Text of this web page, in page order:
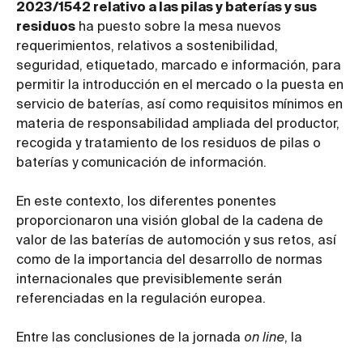
2023/1542 relativo a las pilas y baterías y sus
residuos ha puesto sobre la mesa nuevos
requerimientos, relativos a sostenibilidad,
seguridad, etiquetado, marcado e información, para
permitir la introducción en el mercado o la puesta en
servicio de baterías, así como requisitos mínimos en
materia de responsabilidad ampliada del productor,
recogida y tratamiento de los residuos de pilas o
baterías y comunicación de información.
En este contexto, los diferentes ponentes
proporcionaron una visión global de la cadena de
valor de las baterías de automoción y sus retos, así
como de la importancia del desarrollo de normas
internacionales que previsiblemente serán
referenciadas en la regulación europea.
Entre las conclusiones de la jornada on line, la